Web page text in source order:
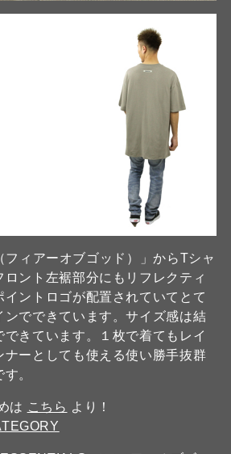
フィアーオブゴッド）」からTシャ
ロント左裾部分にもリフレクティ
イントロゴが配置されていてとて
ンでできています。サイズ感は結
きています。１枚で着てもレイ
ナーとしても使える使い勝手抜群
。
は こちら より！